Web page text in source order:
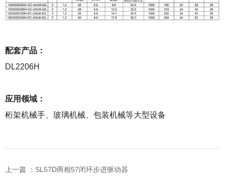
配套产品：
DL2206H
应用领域：
桁架机械手、玻璃机械、包装机械等大型设备
上一篇 ： SL57D两相57闭环步进驱动器